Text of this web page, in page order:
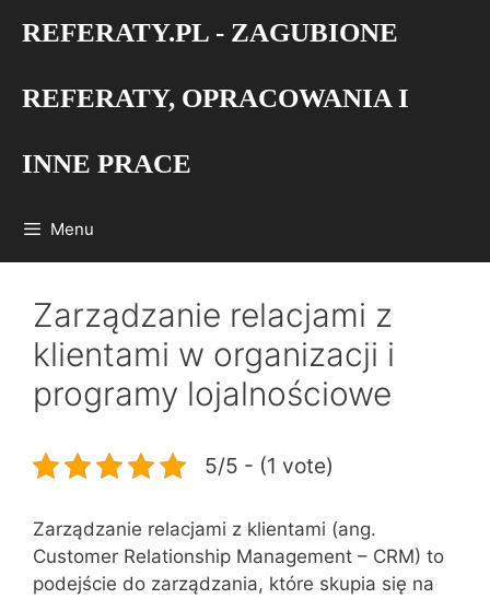
REFERATY.PL - ZAGUBIONE
REFERATY, OPRACOWANIA I
INNE PRACE
Menu
Zarządzanie relacjami z
klientami w organizacji i
programy lojalnościowe
5/5 - (1 vote)
Zarządzanie relacjami z klientami (ang.
Customer Relationship Management – CRM) to
podejście do zarządzania, które skupia się na